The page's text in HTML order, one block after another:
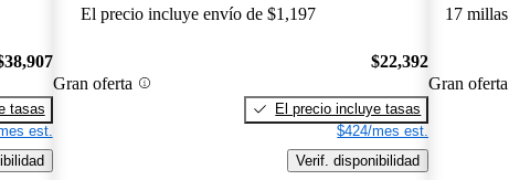
tasas
est.
El precio incluye envío de $1,197
Gran oferta
$22,392
El precio incluye tasas
$424/mes est.
Verif. disponibilidad
17 millas
Gran oferta